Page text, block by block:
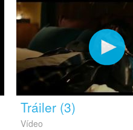
Tráiler (3)
Vídeo